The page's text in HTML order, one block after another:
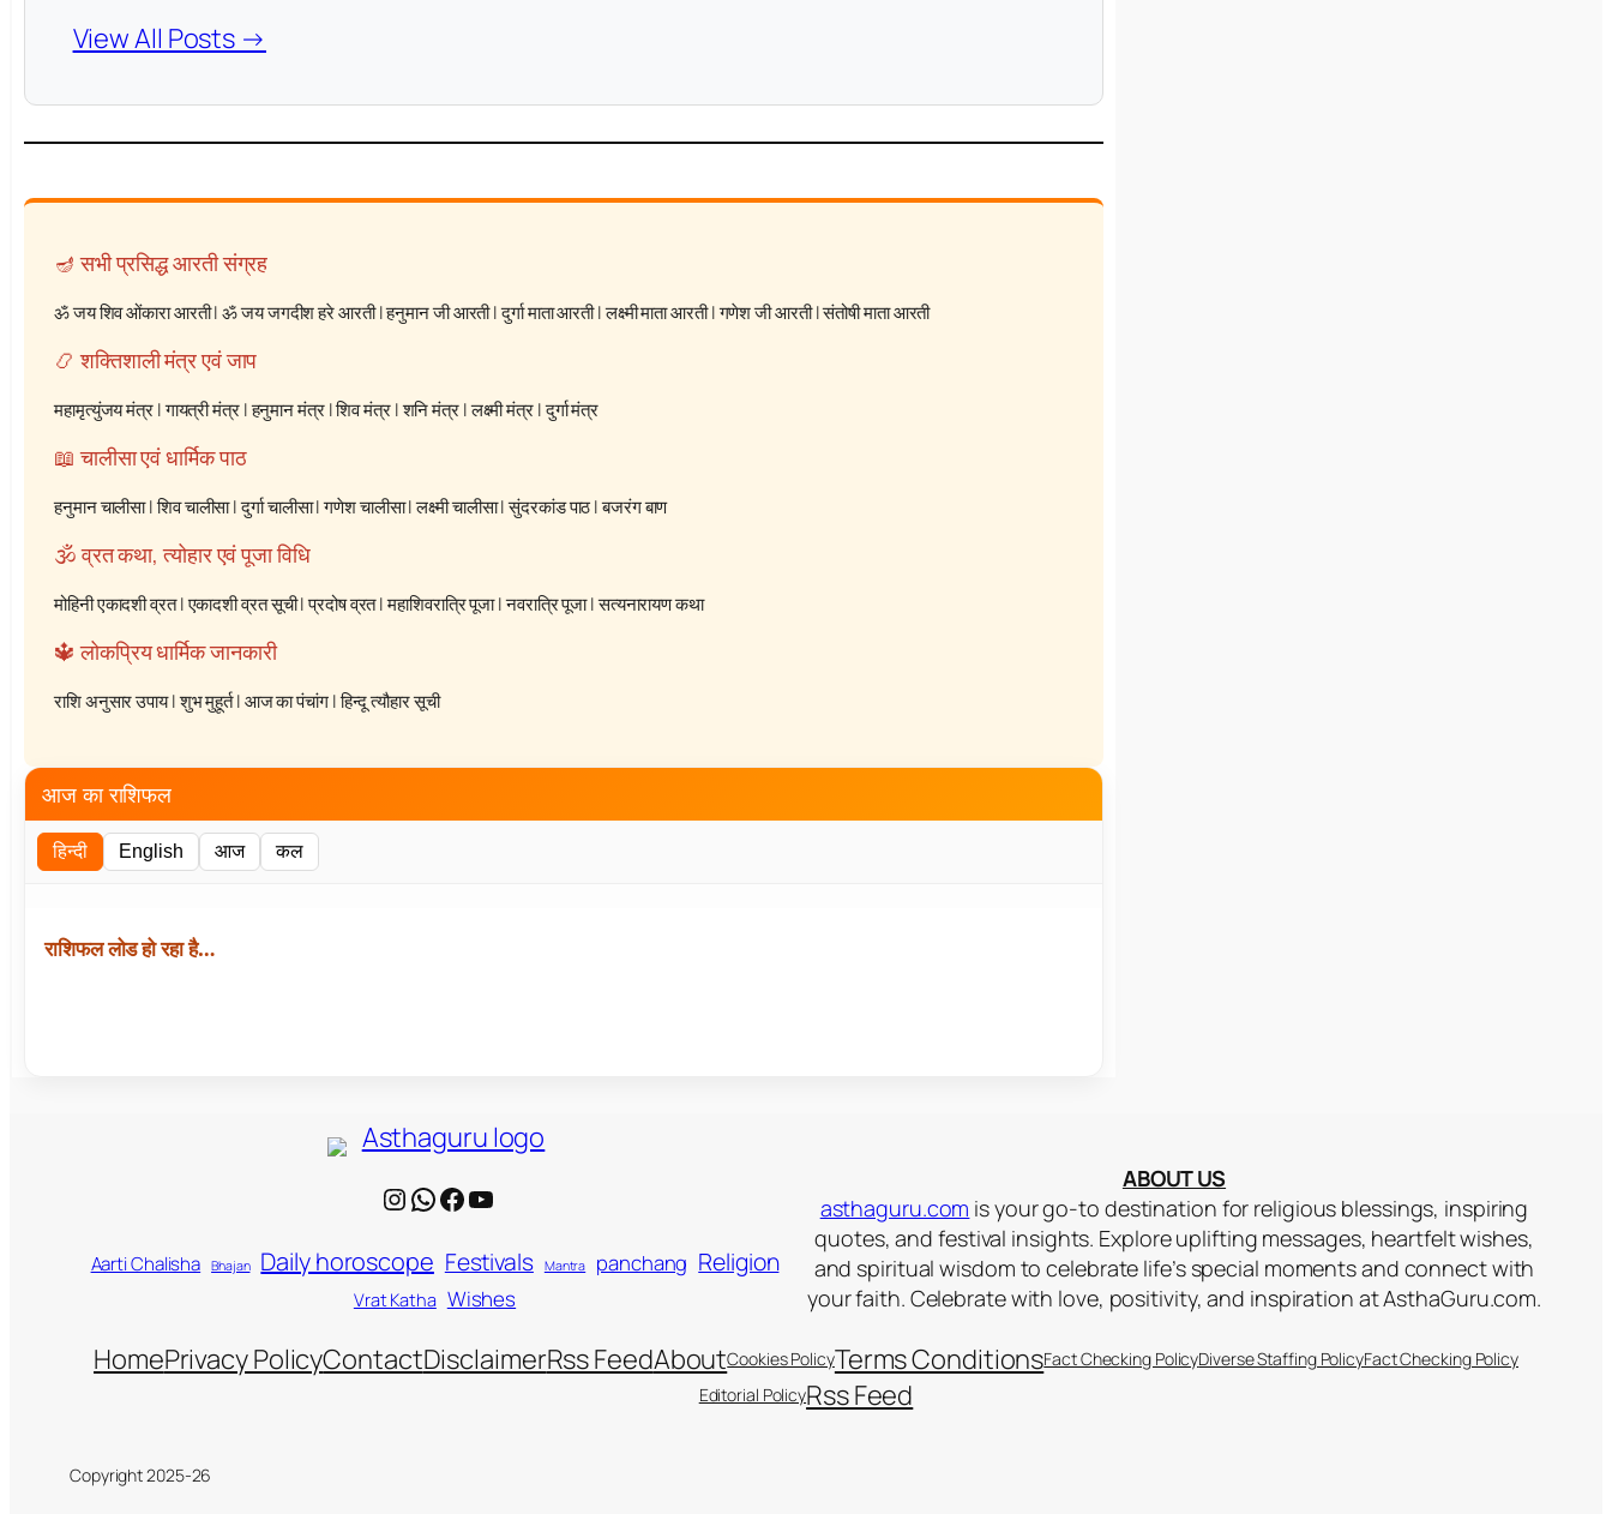
View All Posts →
🪔 सभी प्रसिद्ध आरती संग्रह
ॐ जय शिव ओंकारा आरती|ॐ जय जगदीश हरे आरती|हनुमान जी आरती|दुर्गा माता आरती|लक्ष्मी माता आरती|गणेश जी आरती|संतोषी माता आरती
📿 शक्तिशाली मंत्र एवं जाप
महामृत्युंजय मंत्र|गायत्री मंत्र|हनुमान मंत्र|शिव मंत्र|शनि मंत्र|लक्ष्मी मंत्र|दुर्गा मंत्र
📖 चालीसा एवं धार्मिक पाठ
हनुमान चालीसा|शिव चालीसा|दुर्गा चालीसा|गणेश चालीसा|लक्ष्मी चालीसा|सुंदरकांड पाठ|बजरंग बाण
🕉️ व्रत कथा, त्योहार एवं पूजा विधि
मोहिनी एकादशी व्रत|एकादशी व्रत सूची|प्रदोष व्रत|महाशिवरात्रि पूजा|नवरात्रि पूजा|सत्यनारायण कथा
🔱 लोकप्रिय धार्मिक जानकारी
राशि अनुसार उपाय|शुभ मुहूर्त|आज का पंचांग|हिन्दू त्यौहार सूची
आज का राशिफल
हिन्दी English आज कल
राशिफल लोड हो रहा है…
Instagram WhatsApp Facebook YouTube
Aarti Chalisha Bhajan Daily horoscope Festivals Mantra panchang Religion
Vrat Katha Wishes
ABOUT US
asthaguru.com is your go-to destination for religious blessings, inspiring
quotes, and festival insights. Explore uplifting messages, heartfelt wishes,
and spiritual wisdom to celebrate life’s special moments and connect with
your faith. Celebrate with love, positivity, and inspiration at AsthaGuru.com.
HomePrivacy PolicyContactDisclaimerRss FeedAboutCookies PolicyTerms ConditionsFact Checking PolicyDiverse Staffing PolicyFact Checking Policy
Editorial PolicyRss Feed
Copyright 2025-26